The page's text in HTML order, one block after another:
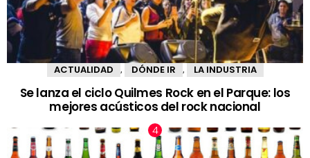
ACTUALIDAD , DÓNDE IR , LA INDUSTRIA
Se lanza el ciclo Quilmes Rock en el Parque: los
mejores acústicos del rock nacional